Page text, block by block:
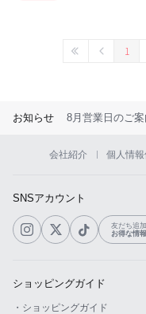
1
お知らせ 8月営業日のご案
会社紹介 個人情
SNSアカウント
友だち追
お得な情
ショッピングガイド
・ショッピングガイド